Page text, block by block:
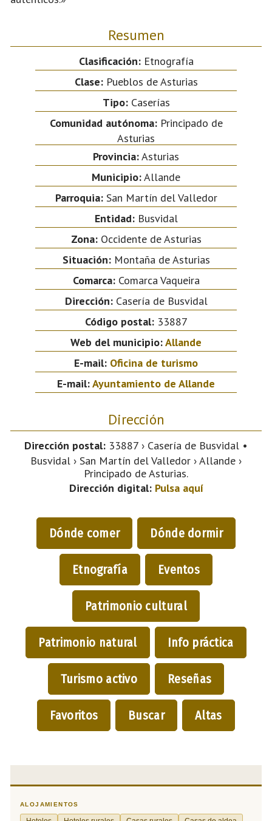
Resumen
Clasificación:Etnografía
Clase:Pueblos de Asturias
Tipo:Caserías
Comunidad autónoma:Principado de
Asturias
Provincia:Asturias
Municipio:Allande
Parroquia:San Martín del Valledor
Entidad:Busvidal
Zona:Occidente de Asturias
Situación:Montaña de Asturias
Comarca:Comarca Vaqueira
Dirección:Casería de Busvidal
Código postal:33887
Web del municipio:Allande
E-mail: Oficina de turismo
E-mail:Ayuntamiento de Allande
Dirección
Dirección postal: 33887 › Casería de Busvidal •
Busvidal › San Martín del Valledor › Allande ›
Principado de Asturias.
Dirección digital: Pulsa aquí
Dónde comer Dónde dormir
Etnografía Eventos
Patrimonio cultural
Patrimonio natural Info práctica
Turismo activo Reseñas
Favoritos Buscar Altas